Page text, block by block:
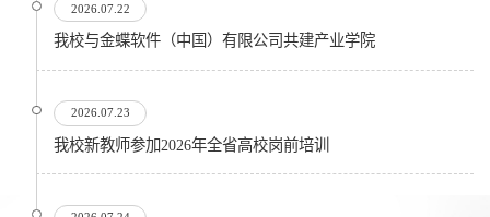
2026.07.22
我校与金蝶软件（中国）有限公司共建产业学院
2026.07.23
我校新教师参加2026年全省高校岗前培训